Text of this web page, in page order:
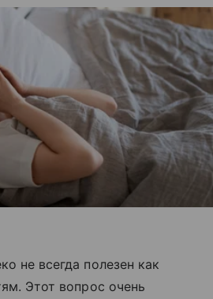
не всегда полезен как
Этот вопрос очень